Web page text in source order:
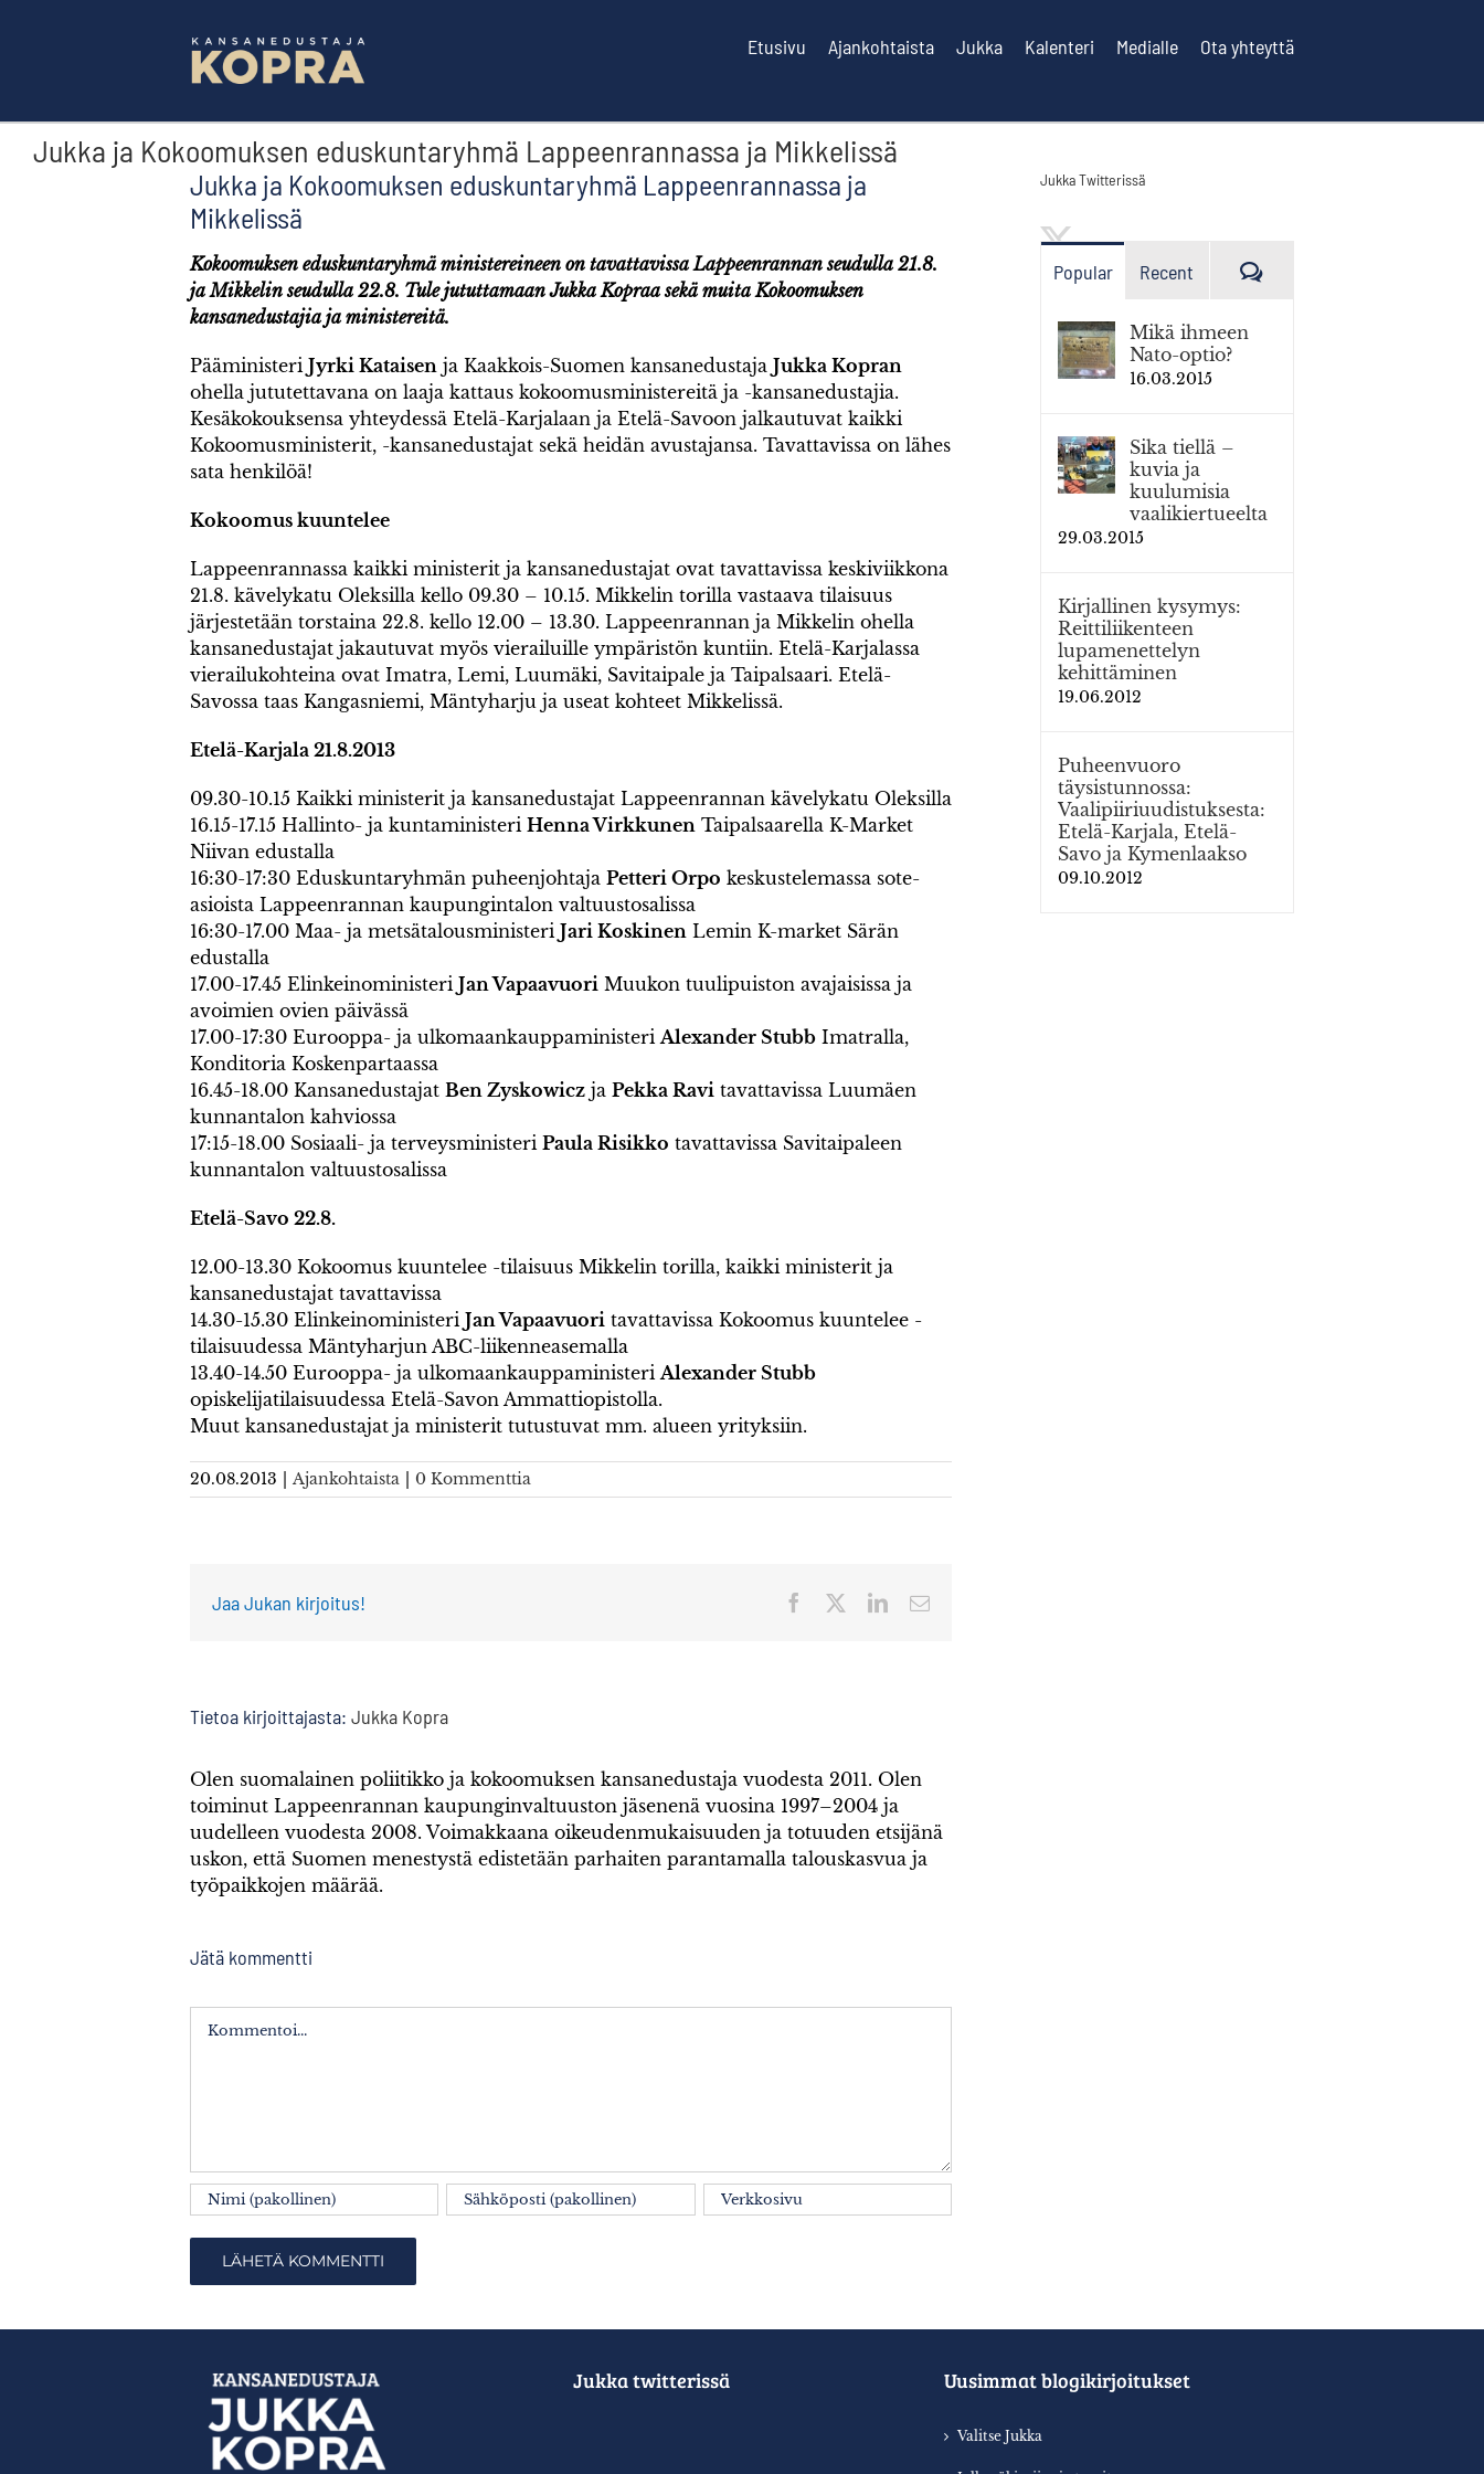
Etusivu Ajankohtaista Jukka Kalenteri Medialle Ota yhteyttä
Jukka ja Kokoomuksen eduskuntaryhmä Lappeenrannassa ja Mikkelissä
Jukka ja Kokoomuksen eduskuntaryhmä Lappeenrannassa ja
Mikkelissä
Kokoomuksen eduskuntaryhmä ministereineen on tavattavissa Lappeenrannan seudulla 21.8.
ja Mikkelin seudulla 22.8. Tule jututtamaan Jukka Kopraa sekä muita Kokoomuksen
kansanedustajia ja ministereitä.
Pääministeri Jyrki Kataisen ja Kaakkois-Suomen kansanedustaja Jukka Kopran
ohella jututettavana on laaja kattaus kokoomusministereitä ja -kansanedustajia.
Kesäkokouksensa yhteydessä Etelä-Karjalaan ja Etelä-Savoon jalkautuvat kaikki
Kokoomusministerit, -kansanedustajat sekä heidän avustajansa. Tavattavissa on lähes
sata henkilöä!
Kokoomus kuuntelee
Lappeenrannassa kaikki ministerit ja kansanedustajat ovat tavattavissa keskiviikkona
21.8. kävelykatu Oleksilla kello 09.30 – 10.15. Mikkelin torilla vastaava tilaisuus
järjestetään torstaina 22.8. kello 12.00 – 13.30. Lappeenrannan ja Mikkelin ohella
kansanedustajat jakautuvat myös vierailuille ympäristön kuntiin. Etelä-Karjalassa
vierailukohteina ovat Imatra, Lemi, Luumäki, Savitaipale ja Taipalsaari. Etelä-
Savossa taas Kangasniemi, Mäntyharju ja useat kohteet Mikkelissä.
Etelä-Karjala 21.8.2013
09.30-10.15 Kaikki ministerit ja kansanedustajat Lappeenrannan kävelykatu Oleksilla
16.15-17.15 Hallinto- ja kuntaministeri Henna Virkkunen Taipalsaarella K-Market
Niivan edustalla
16:30-17:30 Eduskuntaryhmän puheenjohtaja Petteri Orpo keskustelemassa sote-
asioista Lappeenrannan kaupungintalon valtuustosalissa
16:30-17.00 Maa- ja metsätalousministeri Jari Koskinen Lemin K-market Särän
edustalla
17.00-17.45 Elinkeinoministeri Jan Vapaavuori Muukon tuulipuiston avajaisissa ja
avoimien ovien päivässä
17.00-17:30 Eurooppa- ja ulkomaankauppaministeriAlexander Stubb Imatralla,
Konditoria Koskenpartaassa
16.45-18.00 Kansanedustajat Ben Zyskowicz ja Pekka Ravi tavattavissa Luumäen
kunnantalon kahviossa
17:15-18.00 Sosiaali- ja terveysministeri Paula Risikko tavattavissa Savitaipaleen
kunnantalon valtuustosalissa
Etelä-Savo 22.8.
12.00-13.30 Kokoomus kuuntelee -tilaisuus Mikkelin torilla, kaikki ministerit ja
kansanedustajat tavattavissa
14.30-15.30 Elinkeinoministeri Jan Vapaavuori tavattavissa Kokoomus kuuntelee -
tilaisuudessa Mäntyharjun ABC-liikenneasemalla
13.40-14.50 Eurooppa- ja ulkomaankauppaministeriAlexander Stubb
opiskelijatilaisuudessa Etelä-Savon Ammattiopistolla.
Muut kansanedustajat ja ministerit tutustuvat mm. alueen yrityksiin.
20.08.2013 Ajankohtaista 0 Kommenttia
Jaa Jukan kirjoitus! Facebook LinkedInSähköposti
Tietoa kirjoittajasta: Jukka Kopra
Olen suomalainen poliitikko ja kokoomuksen kansanedustaja vuodesta 2011. Olen
toiminut Lappeenrannan kaupunginvaltuuston jäsenenä vuosina 1997–2004 ja
uudelleen vuodesta 2008. Voimakkaana oikeudenmukaisuuden ja totuuden etsijänä
uskon, että Suomen menestystä edistetään parhaiten parantamalla talouskasvua ja
työpaikkojen määrää.
Jätä kommentti
Kommentti
Jukka Twitterissä
Popular Recent Kommenttia
Mikä ihmeen
Nato-optio?
16.03.2015
Sika tiellä –
kuvia ja
kuulumisia
vaalikiertueelta
29.03.2015
Kirjallinen kysymys:
Reittiliikenteen
lupamenettelyn
kehittäminen
19.06.2012
Puheenvuoro
täysistunnossa:
Vaalipiiriuudistuksesta:
Etelä-Karjala, Etelä-
Savo ja Kymenlaakso
09.10.2012
Jukka twitterissä Uusimmat blogikirjoitukset
Valitse Jukka